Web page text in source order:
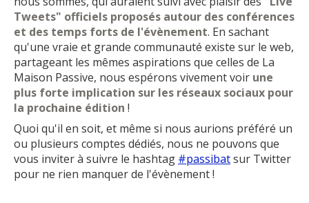
Tweets" officiels proposés autour des conférences
et des temps forts de l'évènement. En sachant
qu'une vraie et grande communauté existe sur le web,
partageant les mêmes aspirations que celles de La
Maison Passive, nous espérons vivement voir une
plus forte implication sur les réseaux sociaux pour
la prochaine édition !
Quoi qu'il en soit, et même si nous aurions préféré un
ou plusieurs comptes dédiés, nous ne pouvons que
vous inviter à suivre le hashtag #passibatsur Twitter
pour ne rien manquer de l'évènement !